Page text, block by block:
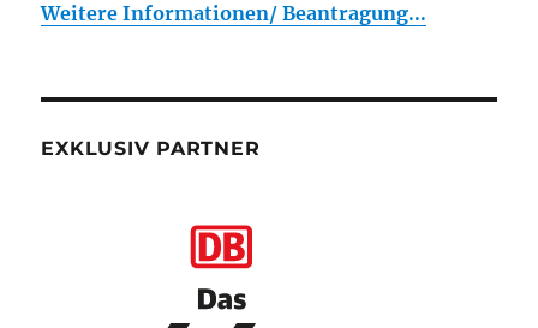
Weitere Informationen/ Beantragung...
EXKLUSIV PARTNER